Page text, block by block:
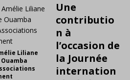
Liliane
Une
contributio
n à
l’occasion de
la Journée
internation